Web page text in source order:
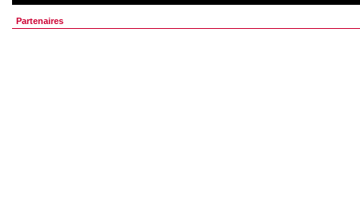
Partenaires